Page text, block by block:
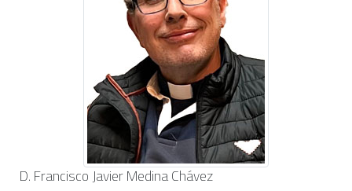
D. Francisco Javier Medina Chávez